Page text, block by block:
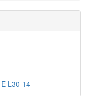
E L30-14